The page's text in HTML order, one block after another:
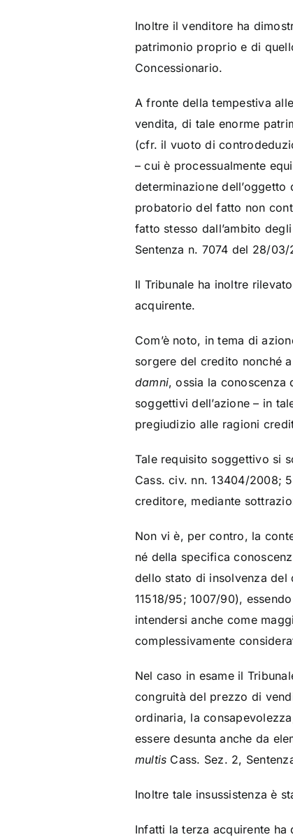
Inoltre il venditore ha
patrimonio proprio e di
Concessionario.
A fronte della tempestiva
vendita, di tale enorme
(cfr. il vuoto di
– cui è processualmente
determinazione
probatorio del fatto non
fatto stesso dall’ambito
Sentenza n. 7074 del 28/
Il Tribunale ha inoltre
acquirente.
Com’è noto, in tema di
sorgere del credito nonché
damni, ossia la conoscenza
soggettivi dell’azione – in
pregiudizio alle ragioni
Tale requisito soggettivo si
Cass. civ. nn. 13404/2008;
creditore, mediante
Non vi è, per contro, la
né della specifica
dello stato di insolvenza del
11518/95; 1007/90),
intendersi anche come
complessivamente
Nel caso in esame il
congruità del prezzo di
ordinaria, la
essere desunta anche da
multis Cass. Sez. 2,
Inoltre tale insussistenza è
Infatti la terza acquirente ha